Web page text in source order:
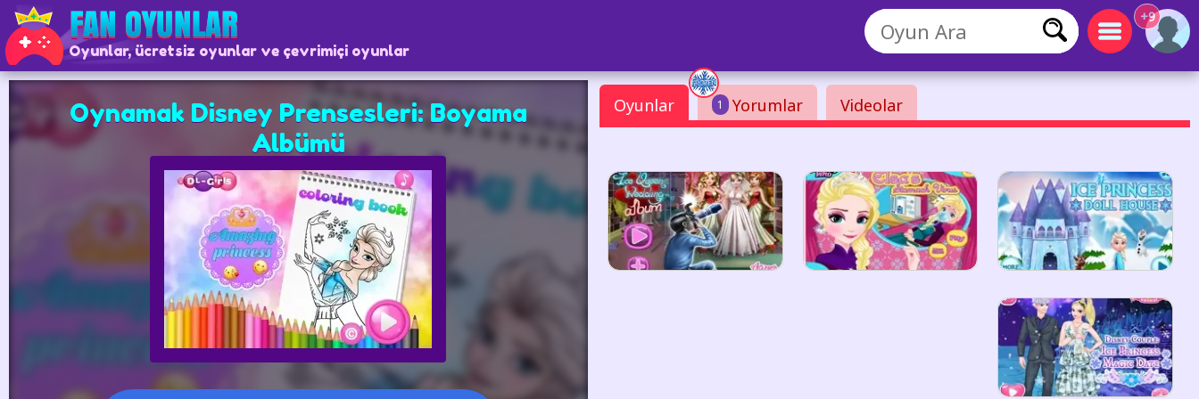
Oyunlar, ücretsiz oyunlar ve çevrimiçi oyunlar
+9
Oynamak Disney Prensesleri: Boyama
Albümü
Oyunlar 1 Yorumlar Videolar